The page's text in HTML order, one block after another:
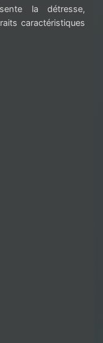
la détresse,
caractéristiques